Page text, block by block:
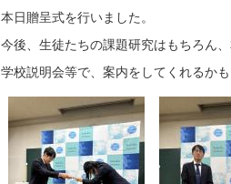
本日贈呈式を行いました。
今後、生徒たちの課題研究はもちろん
学校説明会等で、案内をしてくれるか